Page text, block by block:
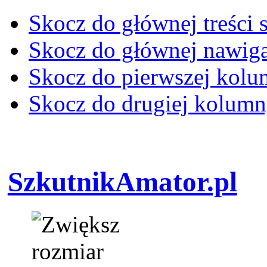
Skocz do głównej treści
Skocz do głównej
Skocz do pierwszej
Skocz do drugiej
SzkutnikAmator.pl